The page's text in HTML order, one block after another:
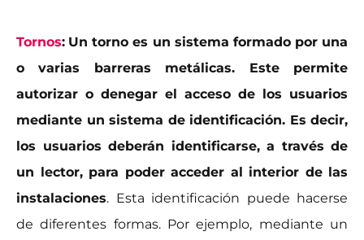
Tornos: Un torno es un sistema formado por una
o varias barreras metálicas. Este permite
autorizar o denegar el acceso de los usuarios
mediante un sistema de identificación. Es decir,
los usuarios deberán identificarse, a través de
un lector, para poder acceder al interior de las
instalaciones. Esta identificación puede hacerse
de diferentes formas. Por ejemplo, mediante un